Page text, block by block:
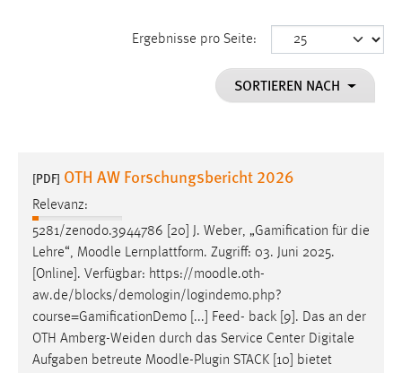
Ergebnisse pro Seite:
SORTIEREN NACH
[PDF] OTH AW Forschungsbericht 2026
Relevanz:
5281/zenodo.3944786 [20] J. Weber, „Gamification für die
Lehre“, Moodle Lernplattform. Zugriff: 03. Juni 2025.
[Online]. Verfügbar: https://moodle.oth-
aw.de/blocks/demologin/logindemo.php?
course=GamificationDemo [...] Feed- back [9]. Das an der
OTH Amberg-Weiden durch das Service Center Digitale
Aufgaben betreute Moodle-Plugin STACK [10] bietet
cookie_consent
Dieser Cookie speichert die ausgewählten Einverständnis-
Performance
Name:
Zweck:
Für performante Seitenauslieferung wird in diesem Cookie
gespeichert, ob man eingeloggt ist.